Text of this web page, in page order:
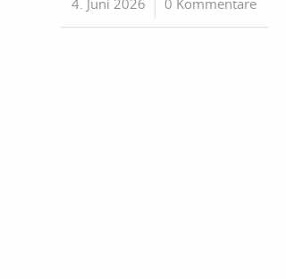
4. Juni 2026
/ 0 Kommentare